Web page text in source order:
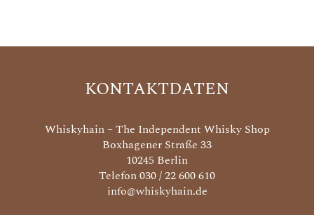
KONTAKTDATEN
Whiskyhain – The Independent Whisky Shop
Boxhagener Straße 33
10245 Berlin
Telefon 030 / 22 600 610
info@whiskyhain.de